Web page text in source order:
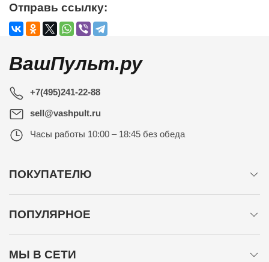
Отправь ссылку:
ВашПульт.ру
+7(495)241-22-88
sell@vashpult.ru
Часы работы 10:00 – 18:45 без обеда
ПОКУПАТЕЛЮ
ПОПУЛЯРНОЕ
МЫ В СЕТИ